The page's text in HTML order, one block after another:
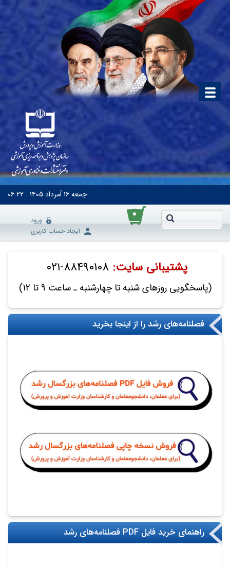
جمعه۱۶ اَمرداد ۱۴۰۵ ۰۶:۲۲
۰
ورود
ایجاد حساب کاربری
پشتیبانی سایت: ۸۸490108-۰۲۱
(پاسخگویی روزهای شنبه تا چهارشنبه ـ ساعت 9 تا 12)
فصلنامه‌های رشد را از اینجا بخرید
راهنمای خرید فایل PDF فصلنامه‌‌های رشد